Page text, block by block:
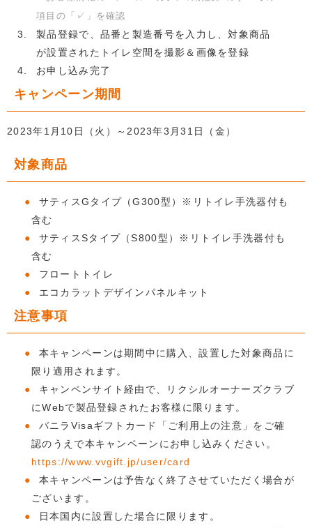
項目の「✓」を確認
製品登録で、品番と製造番号を入力し、対象商品
が設置されたトイレ空間を撮影＆画像を登録
お申し込み完了
キャンペーン期間
2023年1月10日（火）～2023年3月31日（金）
対象商品
サティスGタイプ（G300型）※リトイレ手洗器付も
含む
サティスSタイプ（S800型）※リトイレ手洗器付も
含む
フロートトイレ
エコカラットデザインパネルキット
注意事項
本キャンペーンは期間中に購入、設置した対象商品に
限り適用されます。
キャンペンサイト経由で、リクシルオーナーズクラブ
にWebで製品登録されたお客様に限ります。
バニラVisaギフトカード「ご利用上の注意」をご確
認のうえで本キャンペーンにお申し込みください。
https://www.vvgift.jp/user/card
本キャンペーンは予告なく終了させていただく場合が
ございます。
日本国内に設置した場合に限ります。